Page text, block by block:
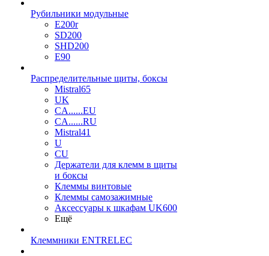
Рубильники модульные
E200r
SD200
SHD200
E90
Распределительные щиты, боксы
Mistral65
UK
CA......EU
CA......RU
Mistral41
U
CU
Держатели для клемм в щиты
и боксы
Клеммы винтовые
Клеммы самозажимные
Аксессуары к шкафам UK600
Ещё
Клеммники ENTRELEC